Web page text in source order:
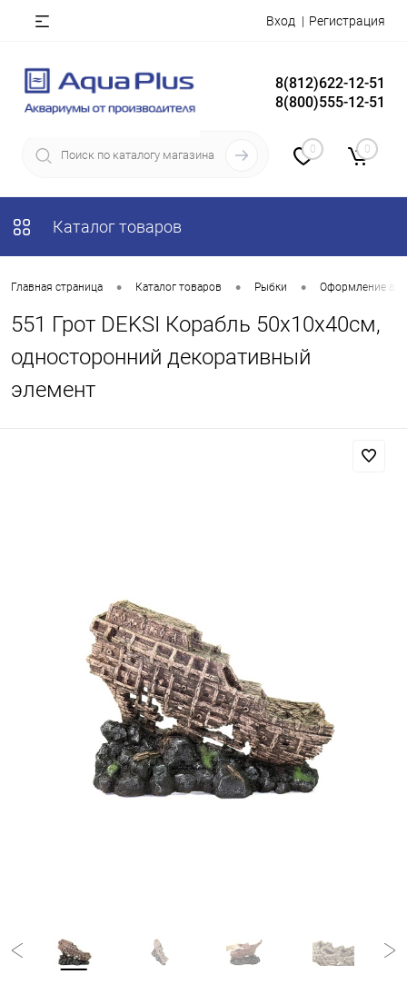
Вход Регистрация
8(812)622-12-51
8(800)555-12-51
0 0
Каталог товаров
Главная страница • Каталог товаров • Рыбки • Оформление
551 Грот DEKSI Корабль 50х10х40см,
односторонний декоративный
элемент